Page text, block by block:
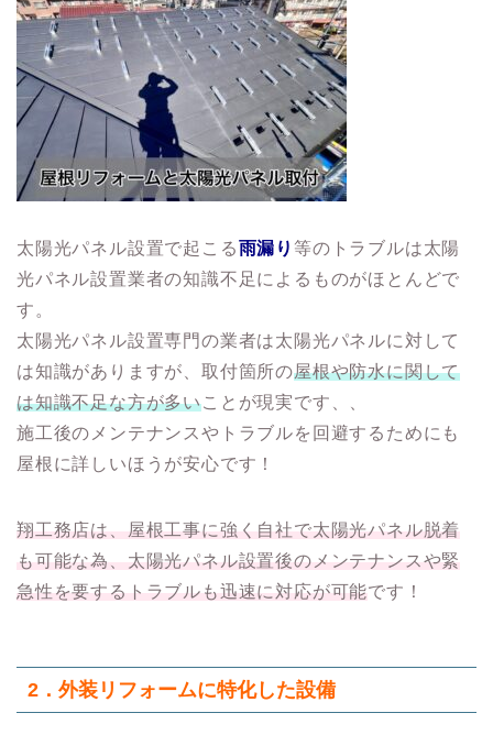
太陽光パネル設置で起こる雨漏り 等のトラブルは太陽
光パネル設置業者の知識不足によるものがほとんどで
す。
太陽光パネル設置専門の業者は太陽光パネルに対して
は知識がありますが、取付箇所の屋根や防水に関して
は知識不足な方が多いことが現実です、、
施工後のメンテナンスやトラブルを回避するためにも
屋根に詳しいほうが安心です！
翔工務店は、屋根工事に強く自社で太陽光パネル脱着
も可能な為、太陽光パネル設置後のメンテナンスや緊
急性を要するトラブルも迅速に対応が可能です！
2． 外装リフォームに特化した設備